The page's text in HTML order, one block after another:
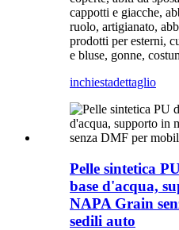
cappotti e giacche,
ruolo, artigianato,
prodotti per esterni,
e bluse, gonne,
inchiestadettaglio
Pelle sintetica
base d'acqua,
NAPA Grain
sedili auto